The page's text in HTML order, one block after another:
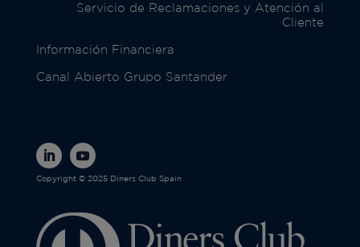
Servicio de Reclamaciones y Atención al
Cliente
Información Financiera
Canal Abierto Grupo Santander
Copyright © 2025 Diners Club Spain